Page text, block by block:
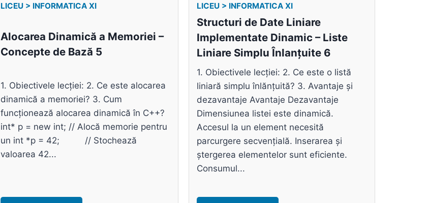
LICEU > INFORMATICA XI
Alocarea Dinamică a Memoriei –
Concepte de Bază 5
1. Obiectivele lecției: 2. Ce este alocarea
dinamică a memoriei? 3. Cum
funcționează alocarea dinamică în C++?
int* p = new int; // Alocă memorie pentru
un int *p = 42; // Stochează
valoarea 42...
LICEU > INFORMATICA XI
Structuri de Date Liniare
Implementate Dinamic – Liste
Liniare Simplu Înlanțuite 6
1. Obiectivele lecției: 2. Ce este o listă
liniară simplu înlănțuită? 3. Avantaje și
dezavantaje Avantaje Dezavantaje
Dimensiunea listei este dinamică.
Accesul la un element necesită
parcurgere secvențială. Inserarea și
ștergerea elementelor sunt eficiente.
Consumul...